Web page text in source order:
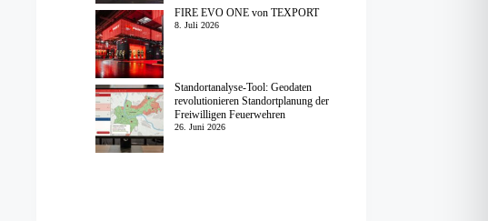
FIRE EVO ONE von TEXPORT
8. Juli 2026
Standortanalyse-Tool: Geodaten
revolutionieren Standortplanung der
Freiwilligen Feuerwehren
26. Juni 2026